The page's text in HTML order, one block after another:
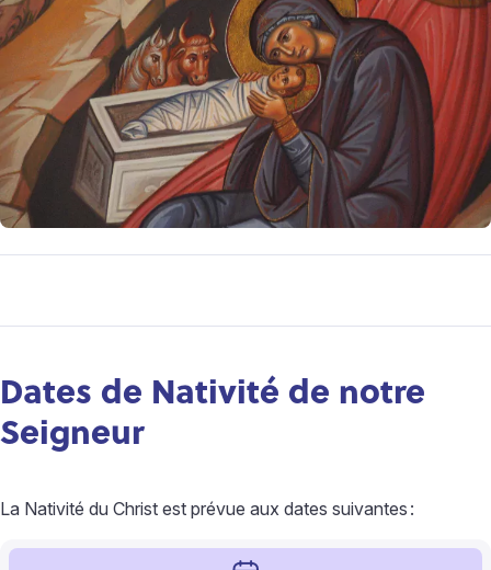
Dates de Nativité de notre
Seigneur
La Nativité du Christ est prévue aux dates suivantes :